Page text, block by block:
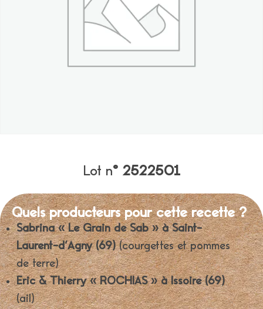
Lot n° 2522501
Quels producteurs pour cette recette ?
Sabrina « Le Grain de Sab » à Saint-
Laurent-d’Agny (69)(courgettes et pommes
de terre)
Eric & Thierry « ROCHIAS » à Issoire (69)
(ail)